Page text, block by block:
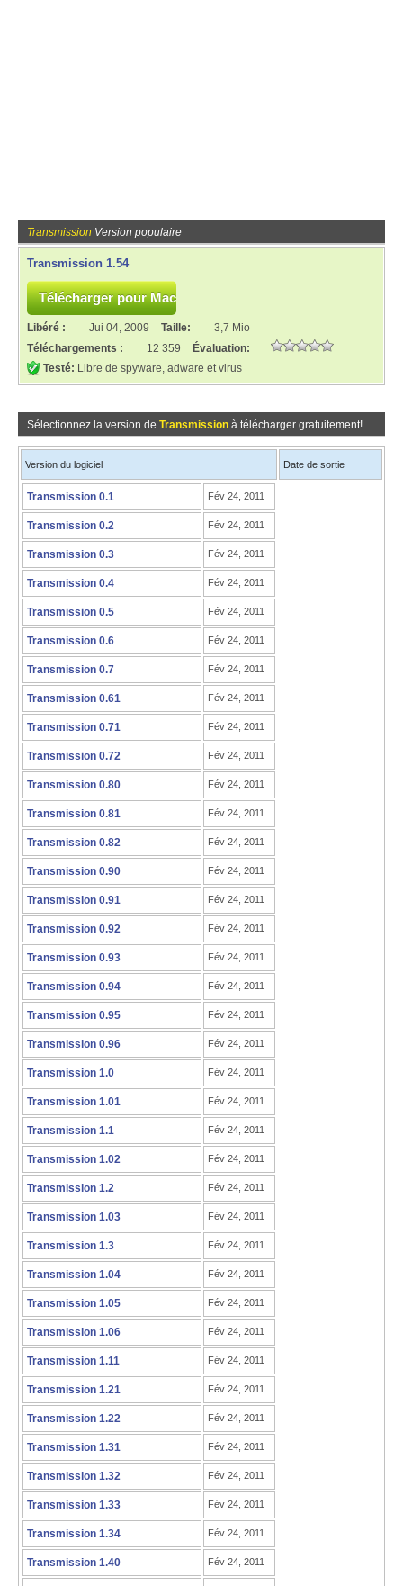
Transmission Version populaire
Transmission 1.54
Libéré : Jui 04, 2009 Taille:
3,7 Mio
Téléchargements :
12 359
Évaluation:
Testé: Libre de spyware, adware et virus
Sélectionnez la version de Transmission à télécharger gratuitement!
Version du logiciel Date de sortie
Transmission 0.1 Fév 24, 2011
Transmission 0.2 Fév 24, 2011
Transmission 0.3 Fév 24, 2011
Transmission 0.4 Fév 24, 2011
Transmission 0.5 Fév 24, 2011
Transmission 0.6 Fév 24, 2011
Transmission 0.7 Fév 24, 2011
Transmission 0.61 Fév 24, 2011
Transmission 0.71 Fév 24, 2011
Transmission 0.72 Fév 24, 2011
Transmission 0.80 Fév 24, 2011
Transmission 0.81 Fév 24, 2011
Transmission 0.82 Fév 24, 2011
Transmission 0.90 Fév 24, 2011
Transmission 0.91 Fév 24, 2011
Transmission 0.92 Fév 24, 2011
Transmission 0.93 Fév 24, 2011
Transmission 0.94 Fév 24, 2011
Transmission 0.95 Fév 24, 2011
Transmission 0.96 Fév 24, 2011
Transmission 1.0 Fév 24, 2011
Transmission 1.01 Fév 24, 2011
Transmission 1.1 Fév 24, 2011
Transmission 1.02 Fév 24, 2011
Transmission 1.2 Fév 24, 2011
Transmission 1.03 Fév 24, 2011
Transmission 1.3 Fév 24, 2011
Transmission 1.04 Fév 24, 2011
Transmission 1.05 Fév 24, 2011
Transmission 1.06 Fév 24, 2011
Transmission 1.11 Fév 24, 2011
Transmission 1.21 Fév 24, 2011
Transmission 1.22 Fév 24, 2011
Transmission 1.31 Fév 24, 2011
Transmission 1.32 Fév 24, 2011
Transmission 1.33 Fév 24, 2011
Transmission 1.34 Fév 24, 2011
Transmission 1.40 Fév 24, 2011